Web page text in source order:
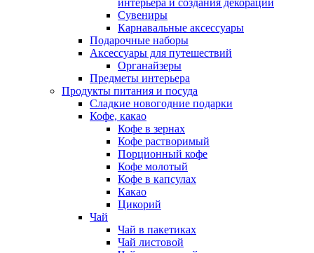
интерьера и создания декораций
Сувениры
Карнавальные аксессуары
Подарочные наборы
Аксессуары для путешествий
Органайзеры
Предметы интерьера
Продукты питания и посуда
Сладкие новогодние подарки
Кофе, какао
Кофе в зернах
Кофе растворимый
Порционный кофе
Кофе молотый
Кофе в капсулах
Какао
Цикорий
Чай
Чай в пакетиках
Чай листовой